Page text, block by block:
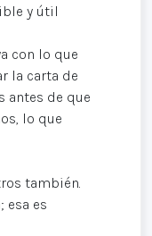
y útil
con lo que
la carta de
antes de que
lo que
también.
esa es